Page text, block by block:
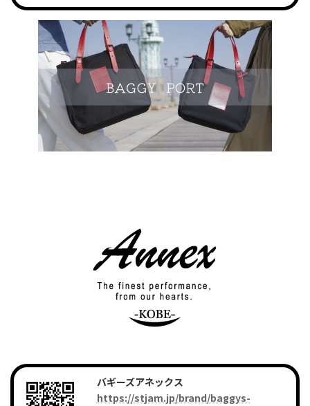
バギーズアネックス
https://stjam.jp/brand/baggys-